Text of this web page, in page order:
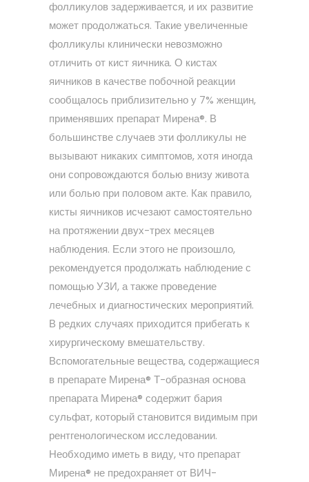
фолликулов задерживается, и их развитие
может продолжаться. Такие увеличенные
фолликулы клинически невозможно
отличить от кист яичника. О кистах
яичников в качестве побочной реакции
сообщалось приблизительно у 7% женщин,
применявших препарат Мирена®. В
большинстве случаев эти фолликулы не
вызывают никаких симптомов, хотя иногда
они сопровождаются болью внизу живота
или болью при половом акте. Как правило,
кисты яичников исчезают самостоятельно
на протяжении двух-трех месяцев
наблюдения. Если этого не произошло,
рекомендуется продолжать наблюдение с
помощью УЗИ, а также проведение
лечебных и диагностических мероприятий.
В редких случаях приходится прибегать к
хирургическому вмешательству.
Вспомогательные вещества, содержащиеся
в препарате Мирена® Т-образная основа
препарата Мирена® содержит бария
сульфат, который становится видимым при
рентгенологическом исследовании.
Необходимо иметь в виду, что препарат
Мирена® не предохраняет от ВИЧ-